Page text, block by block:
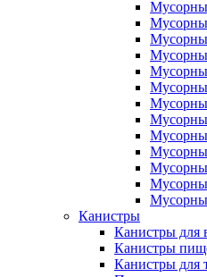
Канистры
Канистры для
Канистры
Канистры для